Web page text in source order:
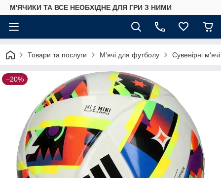
М'ЯЧИКИ ТА ВСЕ НЕОБХІДНЕ ДЛЯ ГРИ З НИМИ
Товари та послуги М'ячі для футболу Сувенірні
–20%